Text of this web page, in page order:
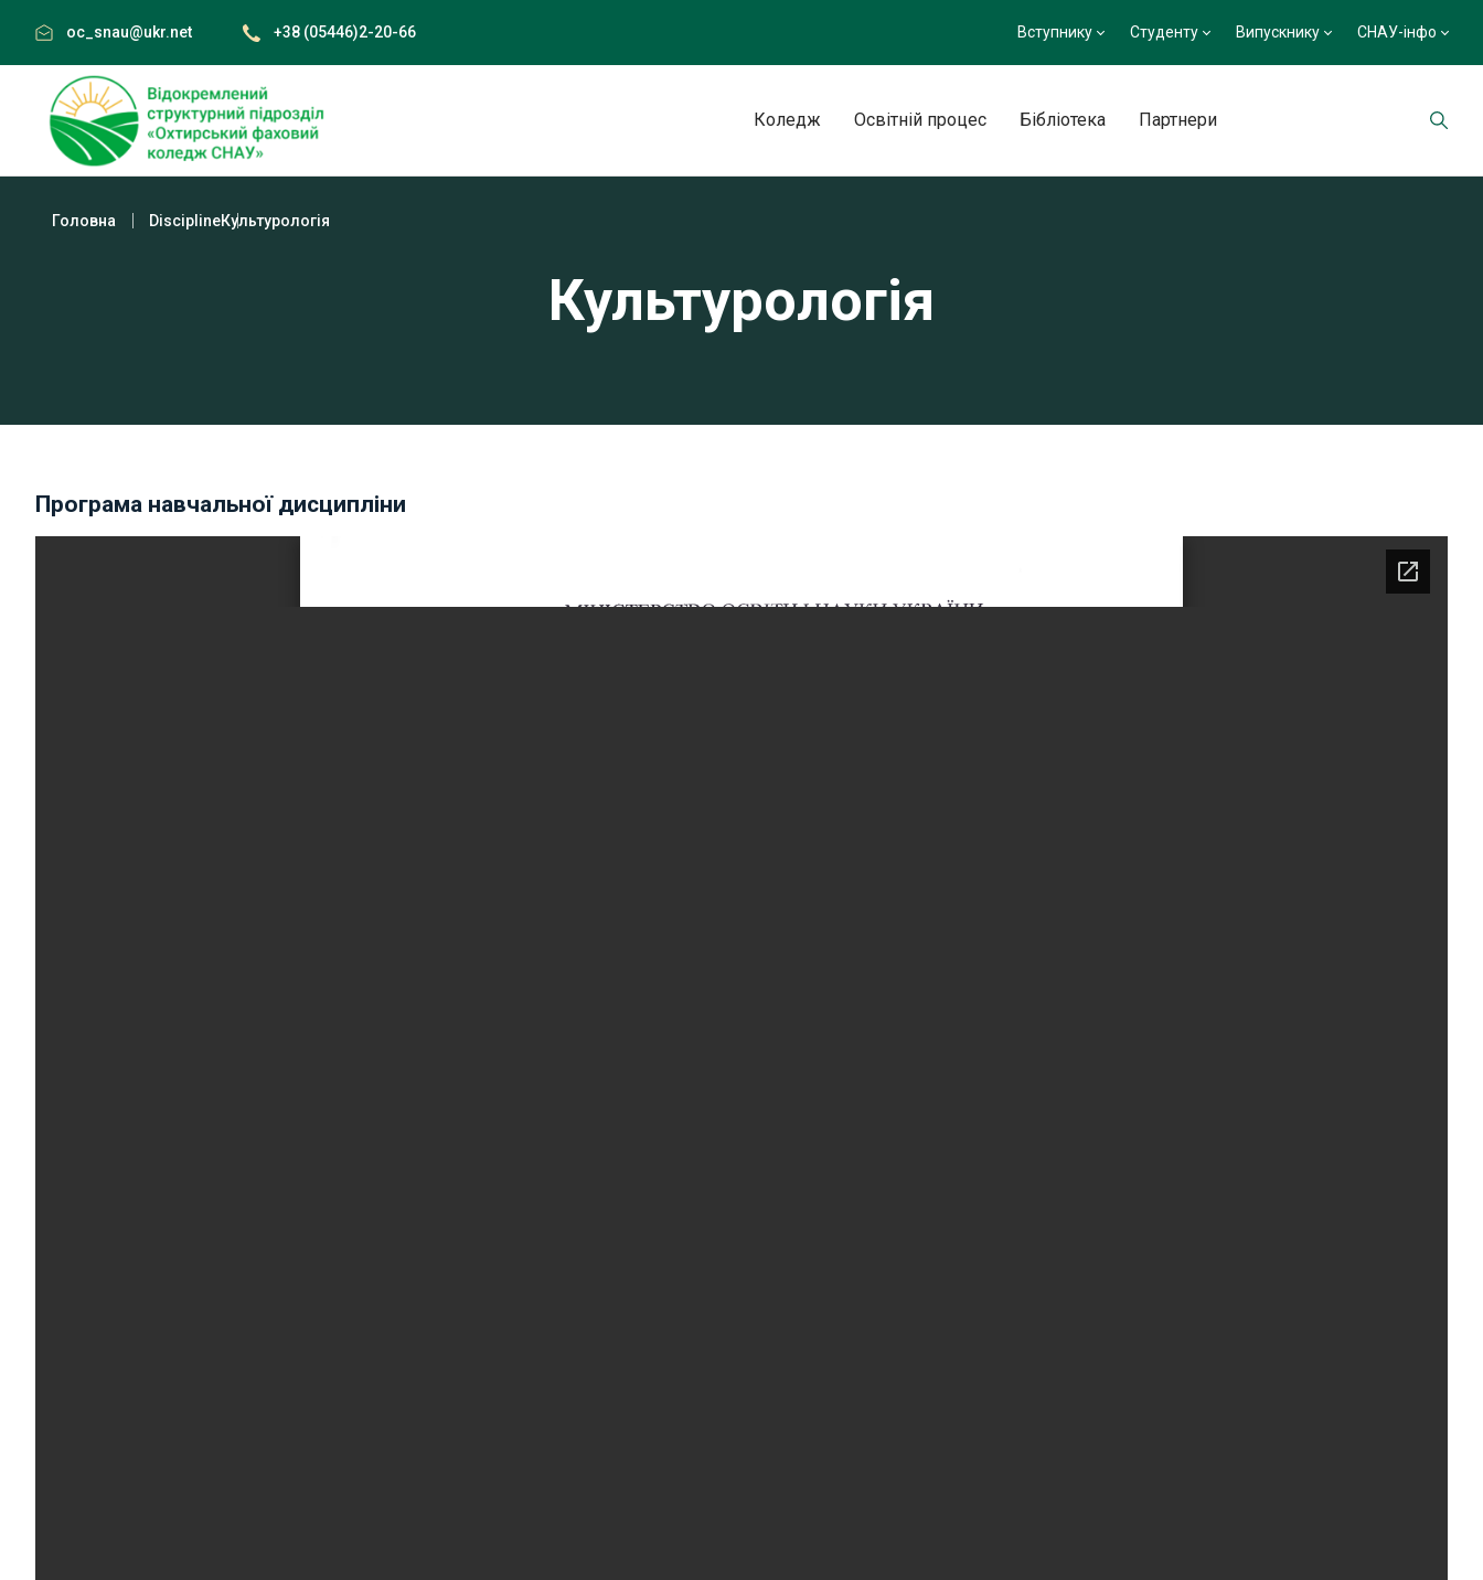
content
oc_snau@ukr.net +38 (05446)2-20-66 Вступнику Студенту Випускнику СНАУ-інфо
Коледж Освітній процес Бібліотека Партнери
Головна DisciplineКультурологія
Культурологія
Програма навчальної дисципліни